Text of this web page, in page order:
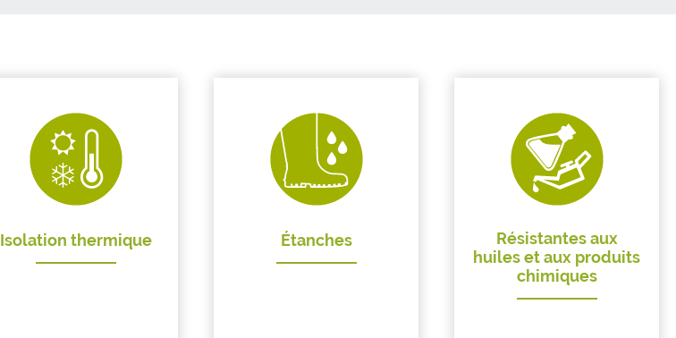
Isolation thermique Étanches
Résistantes aux
huiles et aux produits
chimiques